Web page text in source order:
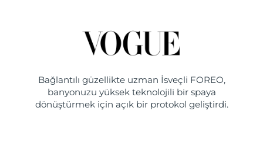
Bağlantılı güzellikte uzman İsveçli FOREO,
banyonuzu yüksek teknolojili bir spaya
dönüştürmek için açık bir protokol geliştirdi.